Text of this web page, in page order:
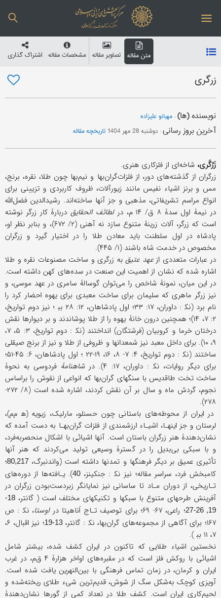
متن مقاله تصاویر مقاله مشخصات مقاله اشتراک گذاری
زرگری
نویسنده (ها): مهبانو علیزاده
آخرین بروز رسانی: دوشنبه 28 مهر 1404 تاریخچه مقاله
زَرْگَری، شاخه‌ای از فلزکاری هنری.
زرگران از گذشته‌های دور، از فلزات‌گران‌بها و نیم‌بها چون طلا، نقره، برنج،
مس و برنز اشیاء نفیس مانند زیورآلات، ظروف کاربردی و تزیینی برای
انواع مراسم تشریفاتی، مذهبی و جز آنها ساخته‌اند. رشیدالدین فضل‌الله
در نیمۀ اول سدۀ ۸ ق/ ۱۴ م، در
لطائف الحقایقدربارۀ کار زرگر نوشته
است که زرگر، آلات زرینۀ متنوع سازد نه آهنی (۲/ ۶۷۲)، و بنابر نظر او،
پادشاه در اول سلطنت باید معادن طلا را در اختیار گیرد و زرگران
مخصوص در خدمت شاه باشند (۱/ ۴۴۵).
در عبارات متعددی ازعهد عتیقبه زرگری و ساخت مصنوعات نقره و طلا
اشاره شده که نشان از اهمیت این صنعت در سده‌های کهن داشته است.
در این میان، نمونۀ شاخص را می‌توان گوسالۀ سامری در عهد موسى، و
نیز زرگر ماهری که سلیمان برای ساخت معبدی برای یهوه احضار کرد را
نام برد (نک‍ : داوران، ۱۷: ۳۳؛ اول پادشاهان، ۱۲: ۲۸ بب‍ ؛ نیز دوم تواریخ،
۲: ۷، ۱۴)؛ همچنین درون خانۀ یهوه را از طلا پوشاندند و بر دیوارها نقش
درختان خرما و کروبیان (فرشتگان) انداختند (نک‍ : دوم تواریخ، ۳: ۵، ۷،
۹، ۱۰). برای داخل معبد نیز شمعدانها و ظروفی از طلا و نیز از برنج صیقلی
ساختند (نک‍ : دوم تواریخ، ۴: ۷- ۸، ۱۶، ۱۹-۲۲ ؛ اول پادشاهان، ۶: ۴۵-۵۱؛
برای دیگر روایات، نک‍ : داوران، ۱۷: ۴). در
شاهنامۀ فردوسی به نحوۀ
ساخت تخت طاقدیس با سنگهای گران‌بها که انواعی از نقوش را براساس
نجوم، گردش ماه و سال بر آن نقش کردند، اشاره شده است (۸/ ۲۷۲-
۲۷۸).
در ایران از محوطه‌های باستانی چون حسنلو، مارلیک، زیویه (ه‍ م‌م)،
لرستان و جز اینهـا، اشیـاء ارزشمندی از فلزات گران‌بهـا به دست آمده که
نشان‌دهندۀ هنر زرگران باستان است. آنها اشیائی با اشکال منحصربه‌فرد،
و با سبکی بی‌بدیل را در گسترۀ وسیعی تولید می‌کردند که هنر آنها
تأثیری عمیق بر دیگر فرهنگها و تمدنها داشته است (واندنبرگ، 80,217؛
کامبخش فرد، سراسر مقاله؛ نیز نک‍ : جنکینز، 40). یـافته‌ها از دوره‌های
تـاریخی، از دوران مـاد تا ساسانی نیز نمایانگر زبردست‌بودن زرگران در
آفرینش طرحهای متنوع با سبکها و تکنیکهای مختلف است ( گانتر،
18-
19, 26-27
؛ راعی، ۶۷- ۶۹؛ برای توصیف تـاج اَناهیتا در اوستا، نک‍ : ص
۱۶۷؛ برای آگاهی از مجموعه‌های گران‌بها، نک‍ : گانتر،
13-19
؛ نیز اقبال، ۶،
۷، ۱۱ بب‍ ).
نخستین اشیاء طلایی که تاکنون در ایران کشف شده، بیشتر شامل
اشیائی با روکش فلز است که در مقبره‌های اواخر هزارۀ ۴ ق‌م، در غرب
ایران و کرمان، در زمان تماس فرهنگی با بین‌النهرین یافت شده است.
آویزی کوچک به‌شکل سگ از شوش، قدیم‌ترین شیء طلای ریخته‌شده و
لحیم‌کاری ایران است. کشف طلا در تعداد کمی از گورها نشان‌دهندۀ